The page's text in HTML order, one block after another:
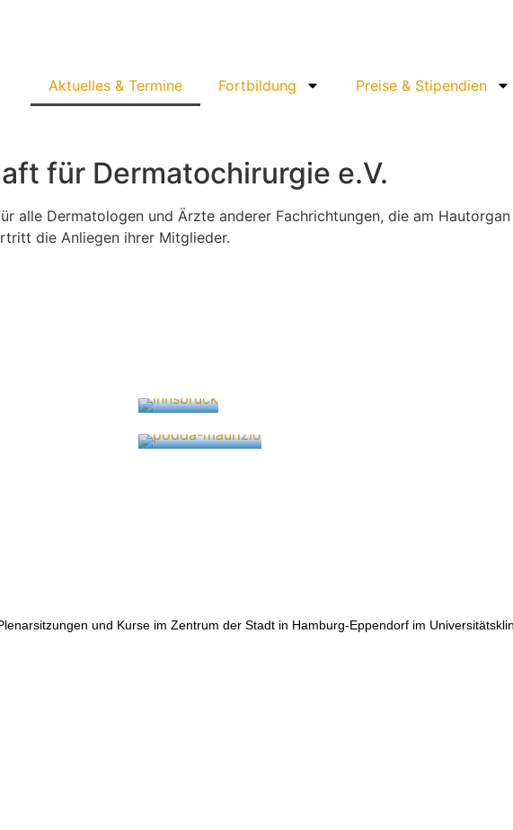
Aktuelles & Termine Fortbildung Preise & Stipendien
für Dermatochirurgie e.V.
alle Dermatologen und Ärzte anderer Fachrichtungen, die am
die Anliegen ihrer Mitglieder.
5. September 2025
und Kurse im Zentrum der Stadt in Hamburg-Eppendorf im